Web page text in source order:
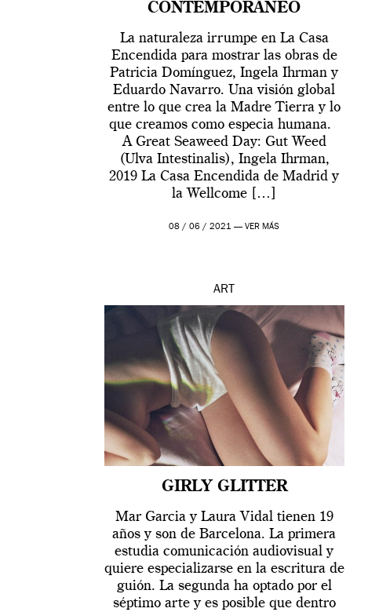
CONTEMPORÁNEO
La naturaleza irrumpe en La Casa
Encendida para mostrar las obras de
Patricia Domínguez, Ingela Ihrman y
Eduardo Navarro. Una visión global
entre lo que crea la Madre Tierra y lo
que creamos como especia humana.
A Great Seaweed Day: Gut Weed
(Ulva Intestinalis), Ingela Ihrman,
2019 La Casa Encendida de Madrid y
la Wellcome […]
08 / 06 / 2021 —VER MÁS
ART
GIRLY GLITTER
Mar Garcia y Laura Vidal tienen 19
años y son de Barcelona. La primera
estudia comunicación audiovisual y
quiere especializarse en la escritura de
guión. La segunda ha optado por el
séptimo arte y es posible que dentro